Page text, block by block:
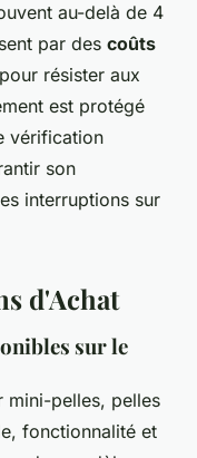
au-delà de 4
par des coûts
résister aux
est protégé
vérification
son
interruptions sur
d'Achat
sur le
mini-pelles, pelles
fonctionnalité et